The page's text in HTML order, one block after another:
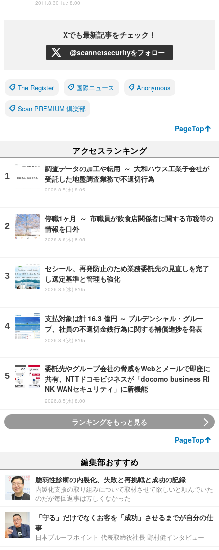
2011.8.30 Tue 8:00
Xでも最新記事をチェック！
@scannetsecurityをフォロー
The Register 国際ニュース Anonymous
Scan PREMIUM 倶楽部
PageTop
アクセスランキング
調査データの加工や転用 ～ 大和ハウス工業子会社が
受託した地盤調査業務で不適切行為
2026.8.5(水) 8:05
停職1ヶ月 ～ 市職員が飲食店関係者に関する市税等の
情報を口外
2026.8.6(木) 8:05
セシール、再発防止のため業務委託先の見直しを完了
し選定基準と管理も強化
2026.8.5(水) 8:05
支払対象は計 16.3 億円 ～ プルデンシャル・グルー
プ、社員の不適切金銭行為に関する補償進捗を発表
2026.8.4(火) 8:05
委託先やグループ会社の脅威をWebとメールで即座に
共有、NTTドコモビジネスが「docomo business RI
NK WANセキュリティ」に新機能
2026.8.5(水) 8:00
ランキングをもっと見る
PageTop
編集部おすすめ
脆弱性診断の内製化、失敗と再挑戦と成功の記録
内製化支援の取り組みについて取材させて欲しいと頼んでいた
のだが毎回返事は芳しくなかった
「守る」だけでなくお客を「成功」させるまでが自分の仕
事
日本プルーフポイント 代表取締役社長 野村健インタビュー